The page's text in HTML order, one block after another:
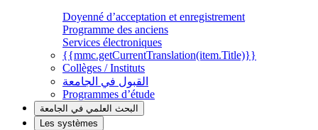
Doyenné d’acceptation et enregistrement
Programme des anciens
Services électroniques
{{mmc.getCurrentTranslation(item.Title)}}
Collèges / Instituts
القبول في الجامعة
Programmes d’étude
البحث العلمي في الجامعة
Les systèmes